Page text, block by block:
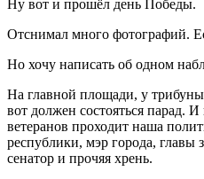
Ну вот и прошёл день Победы.
Отснимал много фотографий.
Но хочу написать об одном
На главной площади, у
вот должен состояться парад.
ветеранов проходит наша
республики, мэр города, главы
сенатор и прочяя хрень.